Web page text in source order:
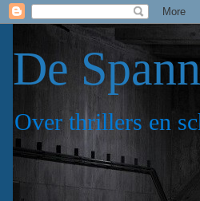
De
Over thrillers en